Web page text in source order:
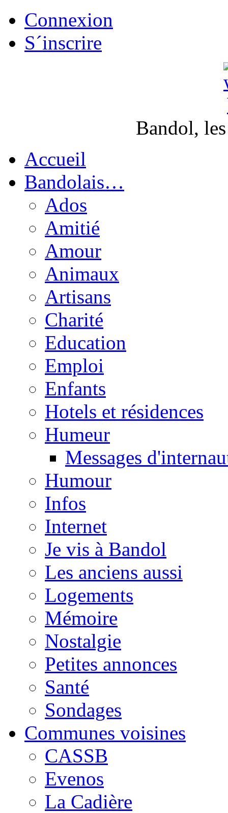
Connexion
S´inscrire
Bandol,
Accueil
Bandolais…
Ados
Amitié
Amour
Animaux
Artisans
Charité
Education
Emploi
Enfants
Hotels et résidences
Humeur
Messages
Humour
Infos
Internet
Je vis à Bandol
Les anciens aussi
Logements
Mémoire
Nostalgie
Petites annonces
Santé
Sondages
Communes voisines
CASSB
Evenos
La Cadière